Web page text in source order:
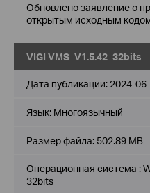
Обновлено заявление о
открытым исходным
VIGI VMS_V1.5.42_32bits
Дата публикации: 2024-
Язык: Многоязычный
Размер файла: 502.89 MB
Операционная система :
32bits